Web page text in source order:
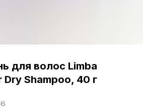
для волос Limba
Dry Shampoo, 40 г